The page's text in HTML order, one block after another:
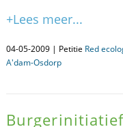
+Lees meer...
04-05-2009 | Petitie Red
A'dam-Osdorp